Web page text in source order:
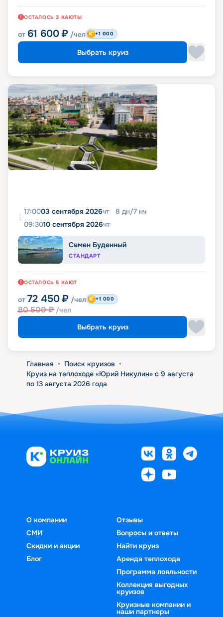
ОСТАЛОСЬ 3 КАЮТЫ
от 61 600 ₽ /чел +1 000
Выбрать круиз
17:0003 сентября 2026чт 8 дн/7 нч
09:3010 сентября 2026чт
Семен Буденный
СТАНДАРТ
ОСТАЛОСЬ 5 КАЮТ
от 72 450 ₽ /чел
80 500₽ /чел
+1 000
Выбрать круиз
Главная • Поиск круизов •
Круиз на теплоходе «Юрий Никулин» с 9 августа
по 13 августа 2026 года
О компании
СМИ
Скидки и акции
Блог
Отзывы
Вопросы и ответы
Найти круиз
Аренда теплохода
Программа лояльности
Коллекция выгодных
круизов
Круизные компании и
наши партнеры